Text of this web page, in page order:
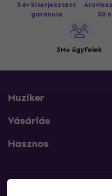
3 év kiterjesztett
garancia
30
3M+ ügyfelek
Muziker
Vásárlás
Hasznos